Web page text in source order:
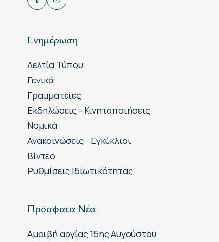
Ενημέρωση
Δελτία Τύπου
Γενικά
Γραμματείες
Εκδηλώσεις - Κινητοποιήσεις
Νομικά
Ανακοινώσεις - Εγκύκλιοι
Βίντεο
Ρυθμίσεις Ιδιωτικότητας
Πρόσφατα Νέα
Αμοιβή αργίας 15ης Αυγούστου